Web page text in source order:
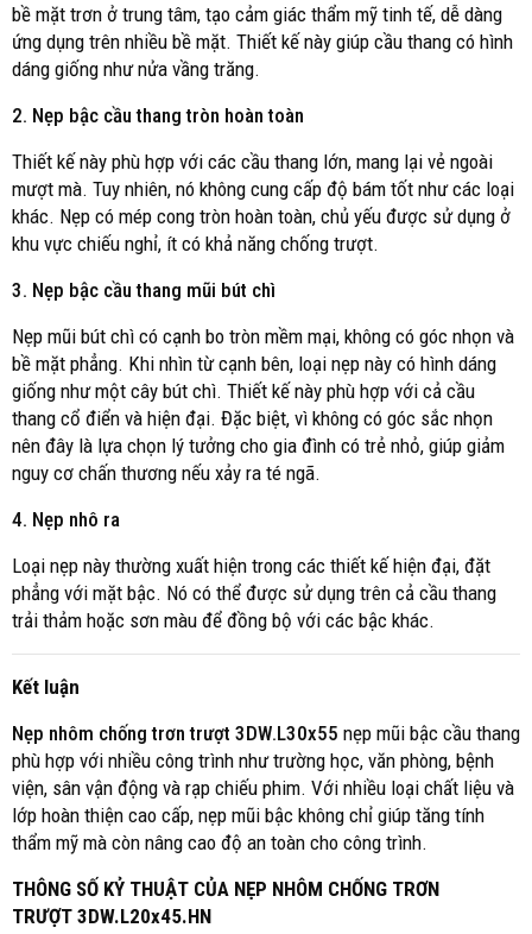
bề mặt trơn ở trung tâm, tạo cảm giác thẩm mỹ tinh tế, dễ dàng
ứng dụng trên nhiều bề mặt. Thiết kế này giúp cầu thang có hình
dáng giống như nửa vầng trăng.
2. Nẹp bậc cầu thang tròn hoàn toàn
Thiết kế này phù hợp với các cầu thang lớn, mang lại vẻ ngoài
mượt mà. Tuy nhiên, nó không cung cấp độ bám tốt như các loại
khác. Nẹp có mép cong tròn hoàn toàn, chủ yếu được sử dụng ở
khu vực chiếu nghỉ, ít có khả năng chống trượt.
3. Nẹp bậc cầu thang mũi bút chì
Nẹp mũi bút chì có cạnh bo tròn mềm mại, không có góc nhọn và
bề mặt phẳng. Khi nhìn từ cạnh bên, loại nẹp này có hình dáng
giống như một cây bút chì. Thiết kế này phù hợp với cả cầu
thang cổ điển và hiện đại. Đặc biệt, vì không có góc sắc nhọn
nên đây là lựa chọn lý tưởng cho gia đình có trẻ nhỏ, giúp giảm
nguy cơ chấn thương nếu xảy ra té ngã.
4. Nẹp nhô ra
Loại nẹp này thường xuất hiện trong các thiết kế hiện đại, đặt
phẳng với mặt bậc. Nó có thể được sử dụng trên cả cầu thang
trải thảm hoặc sơn màu để đồng bộ với các bậc khác.
Kết luận
Nẹp nhôm chống trơn trượt 3DW.L30x55 nẹp mũi bậc cầu thang
phù hợp với nhiều công trình như trường học, văn phòng, bệnh
viện, sân vận động và rạp chiếu phim. Với nhiều loại chất liệu và
lớp hoàn thiện cao cấp, nẹp mũi bậc không chỉ giúp tăng tính
thẩm mỹ mà còn nâng cao độ an toàn cho công trình.
THÔNG SỐ KỶ THUẬT CỦA NẸP NHÔM CHỐNG TRƠN
TRƯỢT 3DW.L20x45.HN